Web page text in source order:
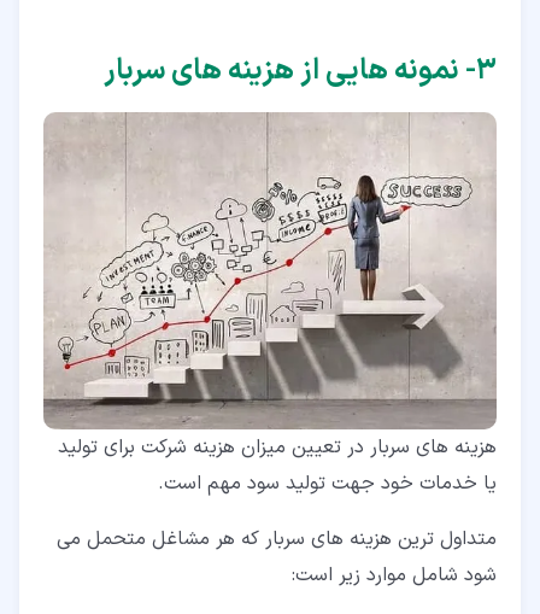
۳‏- نمونه هایی از هزینه های سربار
هزینه های سربار در تعیین میزان هزینه شرکت برای تولید
یا خدمات خود جهت تولید سود مهم است.
متداول ترین هزینه های سربار که هر مشاغل متحمل می
شود شامل موارد زیر است: